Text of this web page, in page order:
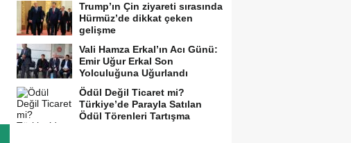
Trump’ın Çin ziyareti sırasında
Hürmüz’de dikkat çeken
gelişme
Vali Hamza Erkal’ın Acı Günü:
Emir Uğur Erkal Son
Yolculuğuna Uğurlandı
Ödül Değil Ticaret mi?
Türkiye’de Parayla Satılan
Ödül Törenleri Tartışma